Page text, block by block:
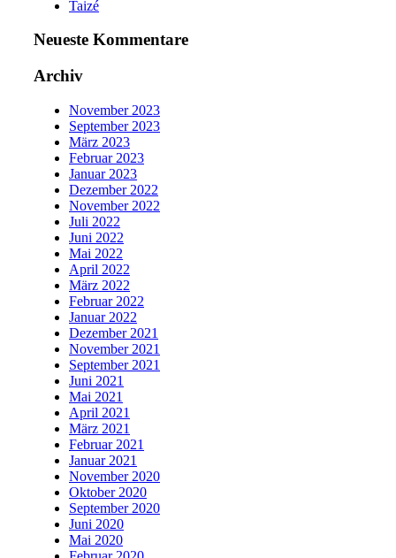
Taizé
Neueste Kommentare
Archiv
November 2023
September 2023
März 2023
Februar 2023
Januar 2023
Dezember 2022
November 2022
Juli 2022
Juni 2022
Mai 2022
April 2022
März 2022
Februar 2022
Januar 2022
Dezember 2021
November 2021
September 2021
Juni 2021
Mai 2021
April 2021
März 2021
Februar 2021
Januar 2021
November 2020
Oktober 2020
September 2020
Juni 2020
Mai 2020